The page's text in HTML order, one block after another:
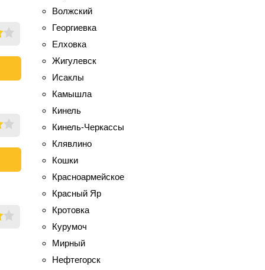
Волжский
Георгиевка
Елховка
Жигулевск
Исаклы
Камышла
Кинель
Кинель-Черкассы
Клявлино
Кошки
Красноармейское
Красный Яр
Кротовка
Курумоч
Мирный
Нефтегорск